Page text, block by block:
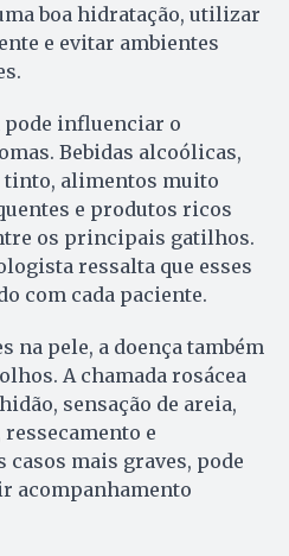
boa hidratação, utilizar
e evitar ambientes
pode influenciar o
Bebidas alcoólicas,
tinto, alimentos muito
e produtos ricos
os principais gatilhos.
ressalta que esses
com cada paciente.
na pele, a doença também
A chamada rosácea
sensação de areia,
e
casos mais graves, pode
acompanhamento